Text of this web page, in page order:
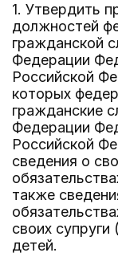
1. Утвердить
должностей
гражданской
Федерации
Российской
которых
гражданские
Федерации
Российской
сведения о
также
своих
детей.